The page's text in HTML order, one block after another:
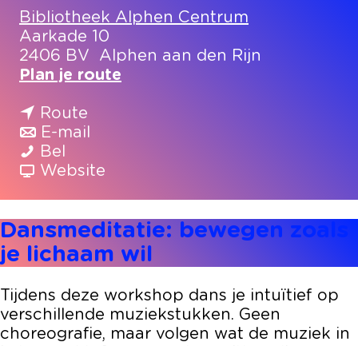
Bibliotheek Alphen Centrum
Aarkade 10
2406 BV
Alphen aan den Rijn
Plan je route
m
e
d
t
a
t
Route
r
n
s
m
d
i
t
E-mail
a
a
n
s
e
d
i
Bel
a
m
e
d
t
a
t
Website
D
a
n
m
e
d
Dansmeditatie: bewegen zoals
je lichaam wil
Tijdens deze workshop dans je intuïtief op
verschillende muziekstukken. Geen
choreografie, maar volgen wat de muziek in